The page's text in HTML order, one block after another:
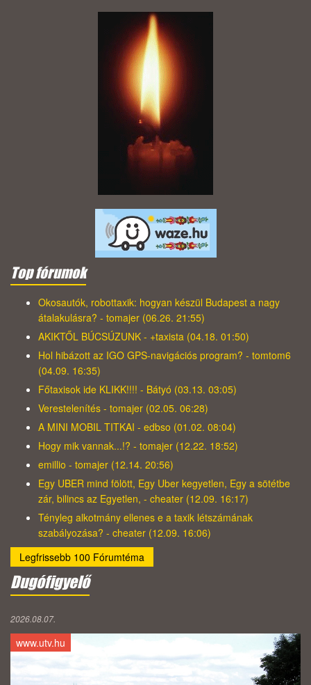
Top fórumok
Okosautók, robottaxik: hogyan készül Budapest a nagy
átalakulásra? - tomajer (06.26. 21:55)
AKIKTŐL BÚCSÚZUNK - +taxista (04.18. 01:50)
Hol hibázott az IGO GPS-navigációs program? - tomtom6
(04.09. 16:35)
Főtaxisok ide KLIKK!!!! - Bátyó (03.13. 03:05)
Verestelenítés - tomajer (02.05. 06:28)
A MINI MOBIL TITKAI - edbso (01.02. 08:04)
Hogy mik vannak...!? - tomajer (12.22. 18:52)
emillio - tomajer (12.14. 20:56)
Egy UBER mind fölött, Egy Uber kegyetlen, Egy a sötétbe
zár, bilincs az Egyetlen, - cheater (12.09. 16:17)
Tényleg alkotmány ellenes e a taxik létszámának
szabályozása? - cheater (12.09. 16:06)
Legfrissebb 100 Fórumtéma
Dugófigyelő
2026.08.07.
www.utv.hu